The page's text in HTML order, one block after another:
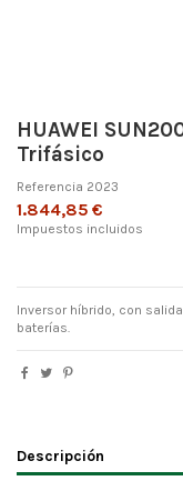
HUAWEI
Trifásico
Referencia 2023
1.844,85 €
Impuestos incluidos
Inversor híbrido, con
baterías.
Descripción